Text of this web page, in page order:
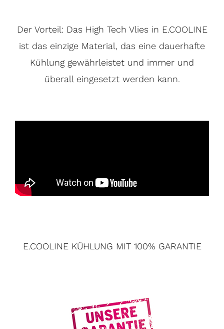
Der Vorteil: Das High Tech Vlies in E.COOLINE
ist das einzige Material, das eine dauerhafte
Kühlung gewährleistet und immer und
überall eingesetzt werden kann.
E.COOLINE KÜHLUNG MIT 100% GARANTIE